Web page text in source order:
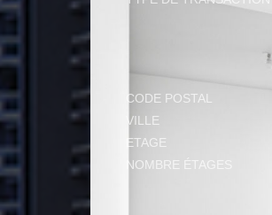
LOCALISATION
CODE POSTAL
VILLE
ETAGE
NOMBRE ÉTAGES